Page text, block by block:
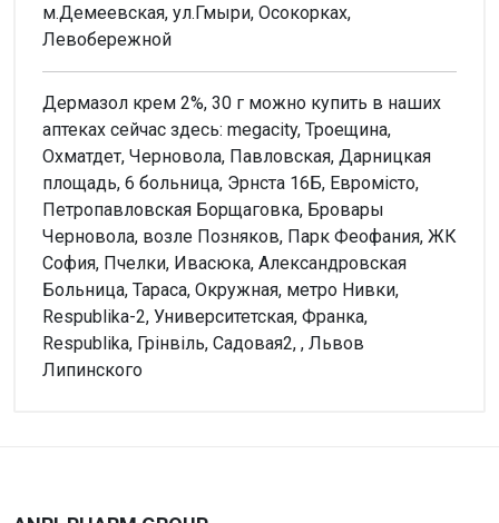
м.Демеевская, ул.Гмыри, Осокорках,
Левобережной
Дермазол крем 2%, 30 г можно купить в наших
аптеках сейчас здесь: megacity, Троещина,
Охматдет, Черновола, Павловская, Дарницкая
площадь, 6 больница, Эрнста 16Б, Евромісто,
Петропавловская Борщаговка, Бровары
Черновола, возле Позняков, Парк Феофания, ЖК
София, Пчелки, Ивасюка, Александровская
Больница, Тараса, Окружная, метро Нивки,
Respublika-2, Университетская, Франка,
Respublika, Грінвіль, Садовая2, , Львов
Липинского